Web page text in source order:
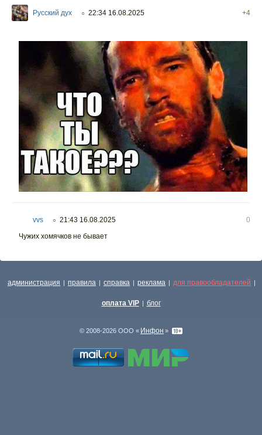
Русский дух ○ 22:34 16.08.2025 +4
vvs ○ 21:43 16.08.2025
0
Чужих хомячков не бывает
администрация | правила | справка | реклама | для правообладателей |
оплата VIP | блог
© 2008-2026 ООО « Инфон »